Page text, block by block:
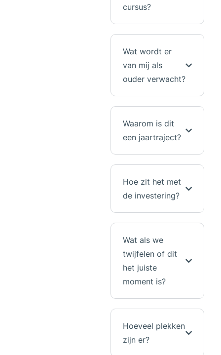
cursus?
Wat wordt er
van mij als
ouder verwacht?
Waarom is dit
een jaartraject?
Hoe zit het met
de investering?
Wat als we
twijfelen of dit
het juiste
moment is?
Hoeveel plekken
zijn er?